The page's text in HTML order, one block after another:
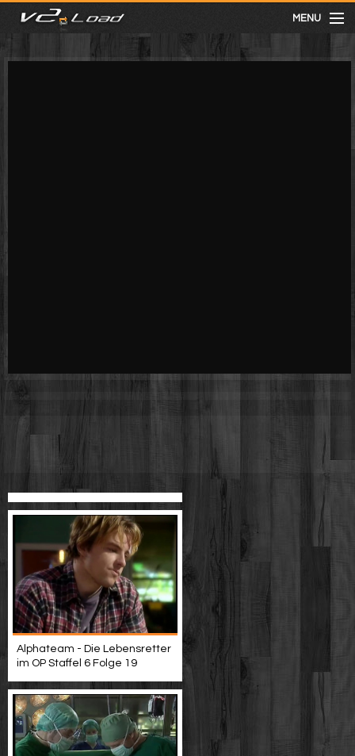
MENU
meist gesehen
Alphateam - Die Lebensretter
im OP Staffel 6 Folge 19